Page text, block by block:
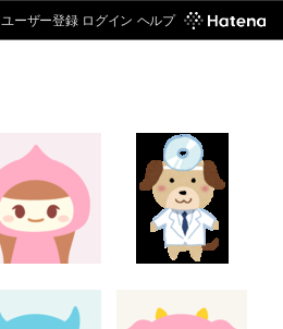
ユーザー登録 ログイン ヘルプ